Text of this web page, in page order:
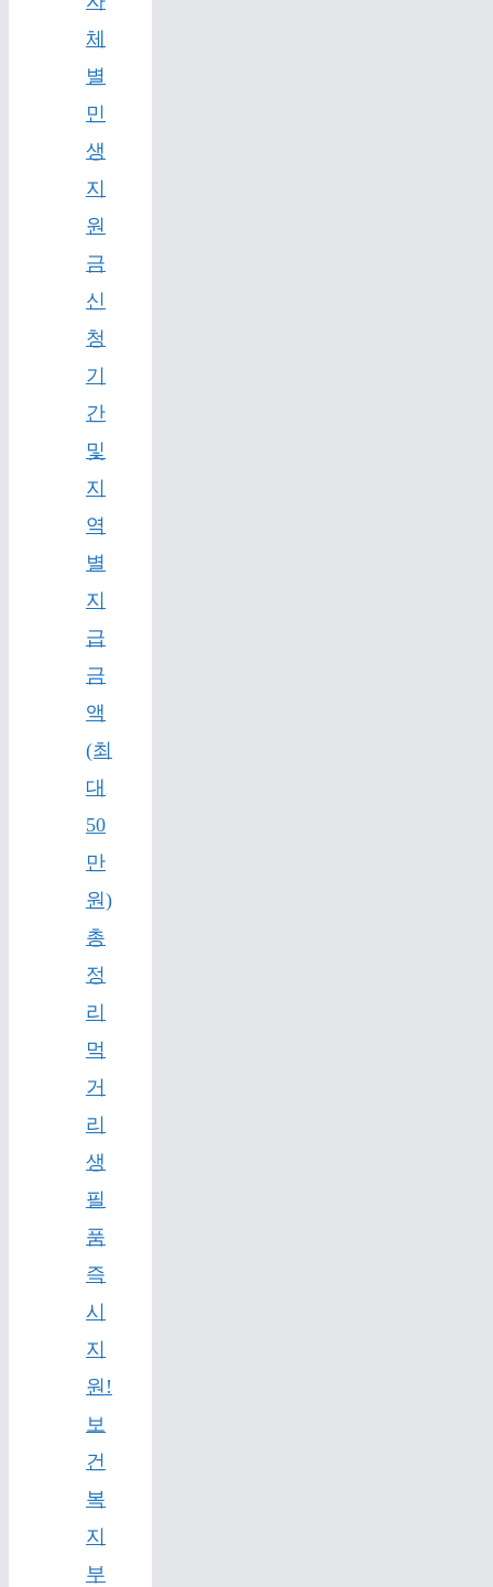
체
별
민
생
지
원
금
신
청
기
간
및
지
역
별
지
급
금
액
(최
대
50
만
원)
총
정
리
먹
거
리
생
필
품
즉
시
지
원!
보
건
복
지
부